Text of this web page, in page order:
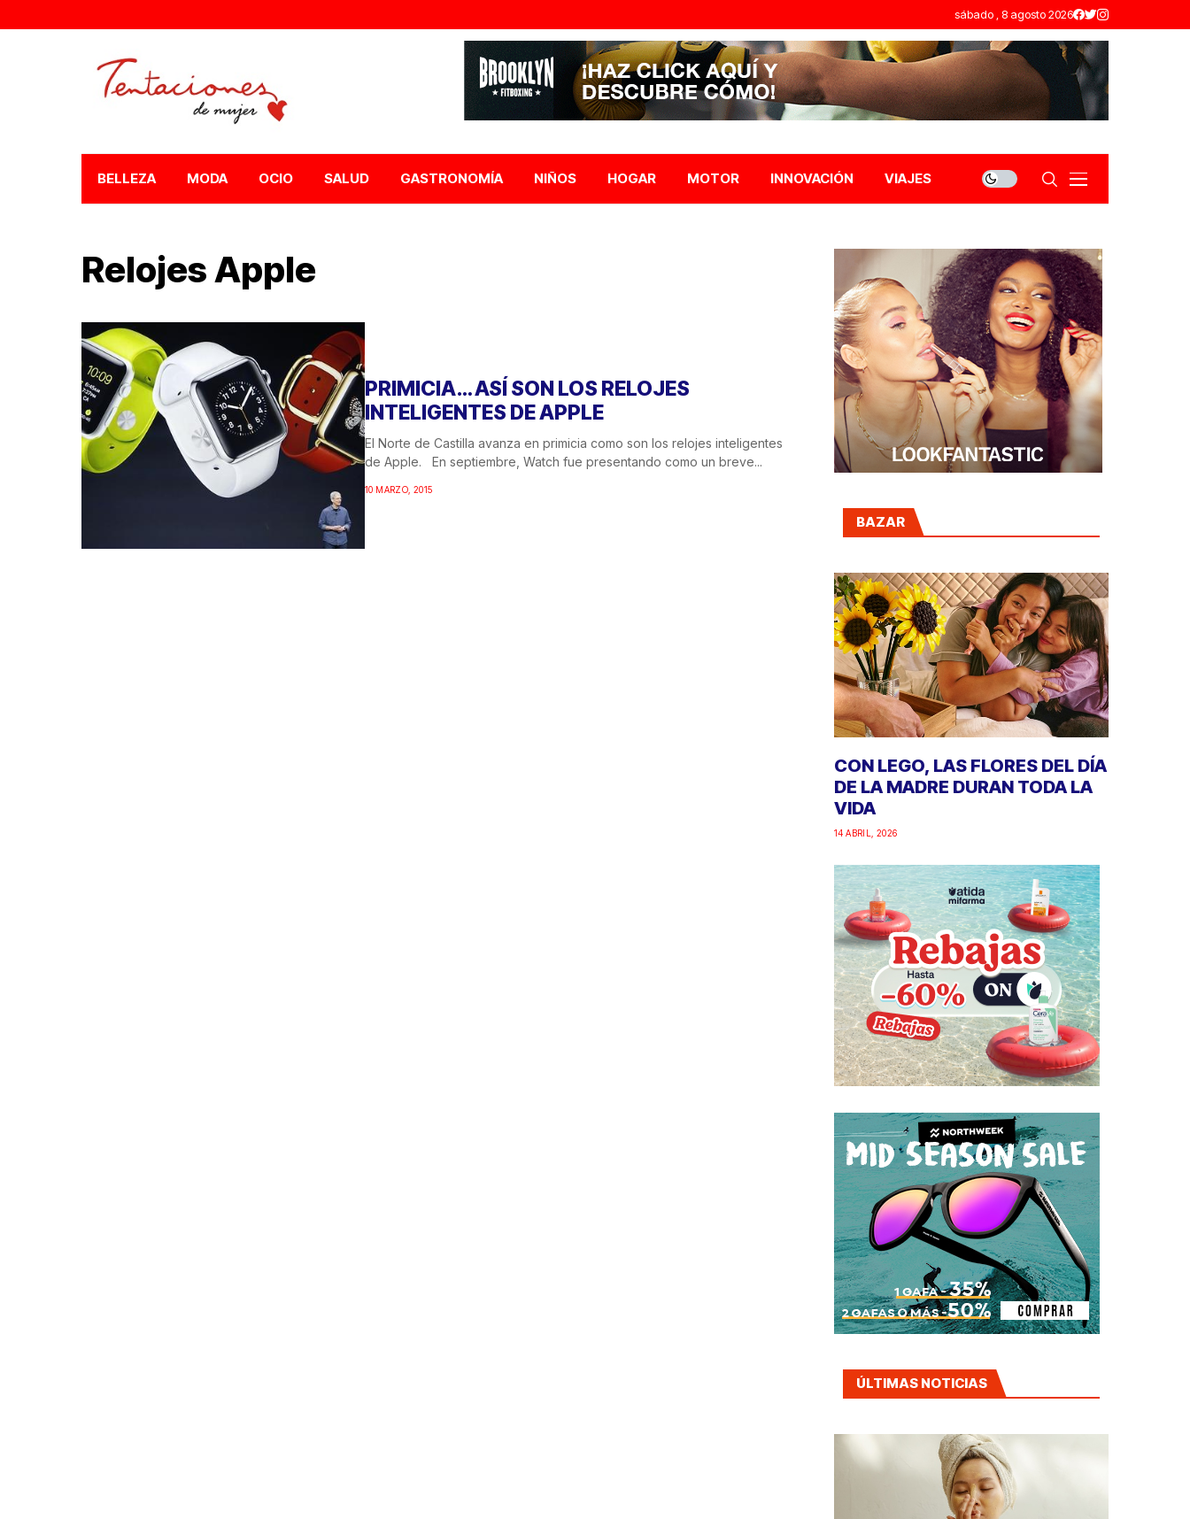
sábado , 8 agosto 2026
BELLEZA MODA OCIO SALUD GASTRONOMÍA NIÑOS HOGAR MOTOR INNOVACIÓN VIAJES
Relojes Apple
PRIMICIA… ASÍ SON LOS RELOJES
INTELIGENTES DE APPLE
El Norte de Castilla avanza en primicia como son los relojes inteligentes
de Apple. En septiembre, Watch fue presentando como un breve...
10 MARZO, 2015
BAZAR
CON LEGO, LAS FLORES DEL DÍA
DE LA MADRE DURAN TODA LA
VIDA
14 ABRIL, 2026
ÚLTIMAS NOTICIAS